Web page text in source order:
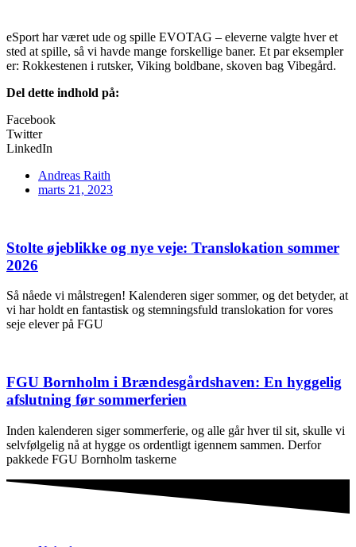
eSport har været ude og spille EVOTAG – eleverne valgte hver et
sted at spille, så vi havde mange forskellige baner. Et par eksempler
er: Rokkestenen i rutsker, Viking boldbane, skoven bag Vibegård.
Del dette indhold på:
Facebook
Twitter
LinkedIn
Andreas Raith
marts 21, 2023
Stolte øjeblikke og nye veje: Translokation sommer
2026
Så nåede vi målstregen! Kalenderen siger sommer, og det betyder, at
vi har holdt en fantastisk og stemningsfuld translokation for vores
seje elever på FGU
FGU Bornholm i Brændesgårdshaven: En hyggelig
afslutning før sommerferien
Inden kalenderen siger sommerferie, og alle går hver til sit, skulle vi
selvfølgelig nå at hygge os ordentligt igennem sammen. Derfor
pakkede FGU Bornholm taskerne